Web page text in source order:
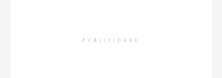
PUBLICIDADE